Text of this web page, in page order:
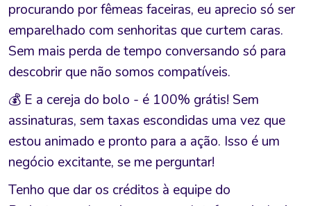
procurando por fêmeas faceiras, eu aprecio só ser
emparelhado com senhoritas que curtem caras.
Sem mais perda de tempo conversando só para
descobrir que não somos compatíveis.
💰 E a cereja do bolo - é 100% grátis! Sem
assinaturas, sem taxas escondidas uma vez que
estou animado e pronto para a ação. Isso é um
negócio excitante, se me perguntar!
Tenho que dar os créditos à equipe do